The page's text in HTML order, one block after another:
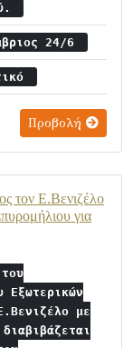
24/6
Προβολή
τον Ε.Βενιζέλο
για
Εξωτερικών
με